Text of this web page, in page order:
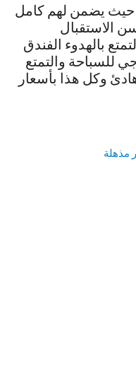
حيث يضمن لهم كامل
الاستقبال
بالهدوء الفندق
للسباحة والتمتع
وكل هذا بأسعار